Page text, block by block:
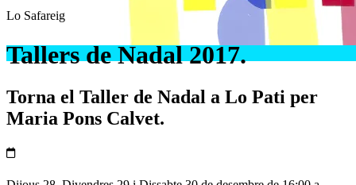
Lo Safareig
Tallers de Nadal 2017.
Torna el Taller de Nadal a Lo Pati per
Maria Pons Calvet.